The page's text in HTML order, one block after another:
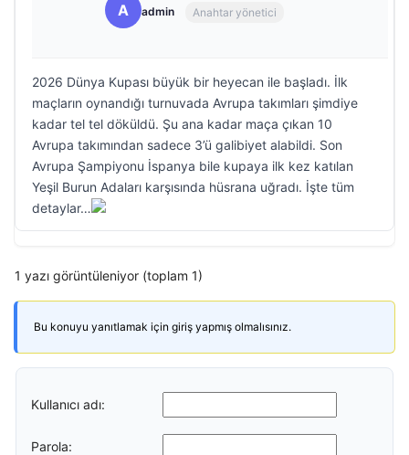
A admin Anahtar yönetici
2026 Dünya Kupası büyük bir heyecan ile başladı. İlk
maçların oynandığı turnuvada Avrupa takımları şimdiye
kadar tel tel döküldü. Şu ana kadar maça çıkan 10
Avrupa takımından sadece 3’ü galibiyet alabildi. Son
Avrupa Şampiyonu İspanya bile kupaya ilk kez katılan
Yeşil Burun Adaları karşısında hüsrana uğradı. İşte tüm
detaylar…
1 yazı görüntüleniyor (toplam 1)
Bu konuyu yanıtlamak için giriş yapmış olmalısınız.
Kullanıcı adı:
Parola: